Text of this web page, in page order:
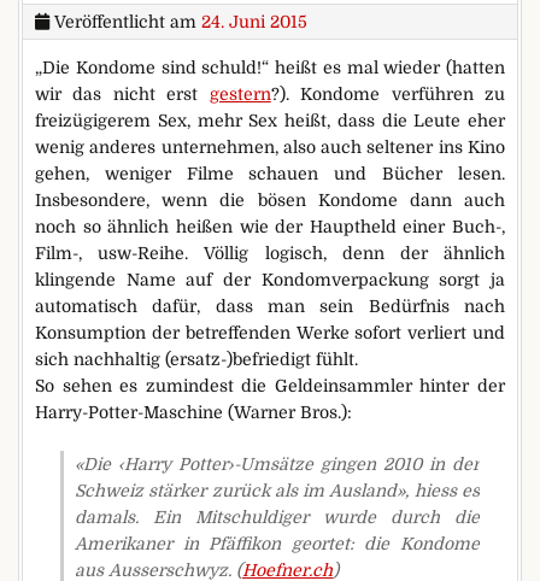
Veröffentlicht am 24. Juni 2015
„Die Kondome sind schuld!“ heißt es mal wieder (hatten
wir das nicht erst gestern?). Kondome verführen zu
freizügigerem Sex, mehr Sex heißt, dass die Leute eher
wenig anderes unternehmen, also auch seltener ins Kino
gehen, weniger Filme schauen und Bücher lesen.
Insbesondere, wenn die bösen Kondome dann auch
noch so ähnlich heißen wie der Hauptheld einer Buch-,
Film-, usw-Reihe. Völlig logisch, denn der ähnlich
klingende Name auf der Kondomverpackung sorgt ja
automatisch dafür, dass man sein Bedürfnis nach
Konsumption der betreffenden Werke sofort verliert und
sich nachhaltig (ersatz-)befriedigt fühlt.
So sehen es zumindest die Geldeinsammler hinter der
Harry-Potter-Maschine (Warner Bros.):
«Die ‹Harry Potter›-Umsätze gingen 2010 in der
Schweiz stärker zurück als im Ausland», hiess es
damals. Ein Mitschuldiger wurde durch die
Amerikaner in Pfäffikon geortet: die Kondome
aus Ausserschwyz. (Hoefner.ch)